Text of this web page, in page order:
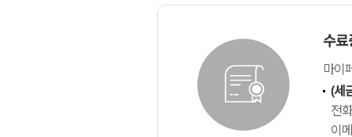
수
마이
(세
전
이